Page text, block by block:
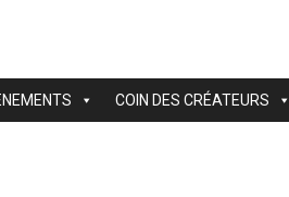
COIN DES CRÉATEURS